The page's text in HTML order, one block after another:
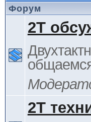
Форум
2Т
2Т